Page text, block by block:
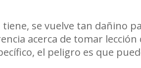
se vuelve tan dañino
acerca de tomar
el peligro es que